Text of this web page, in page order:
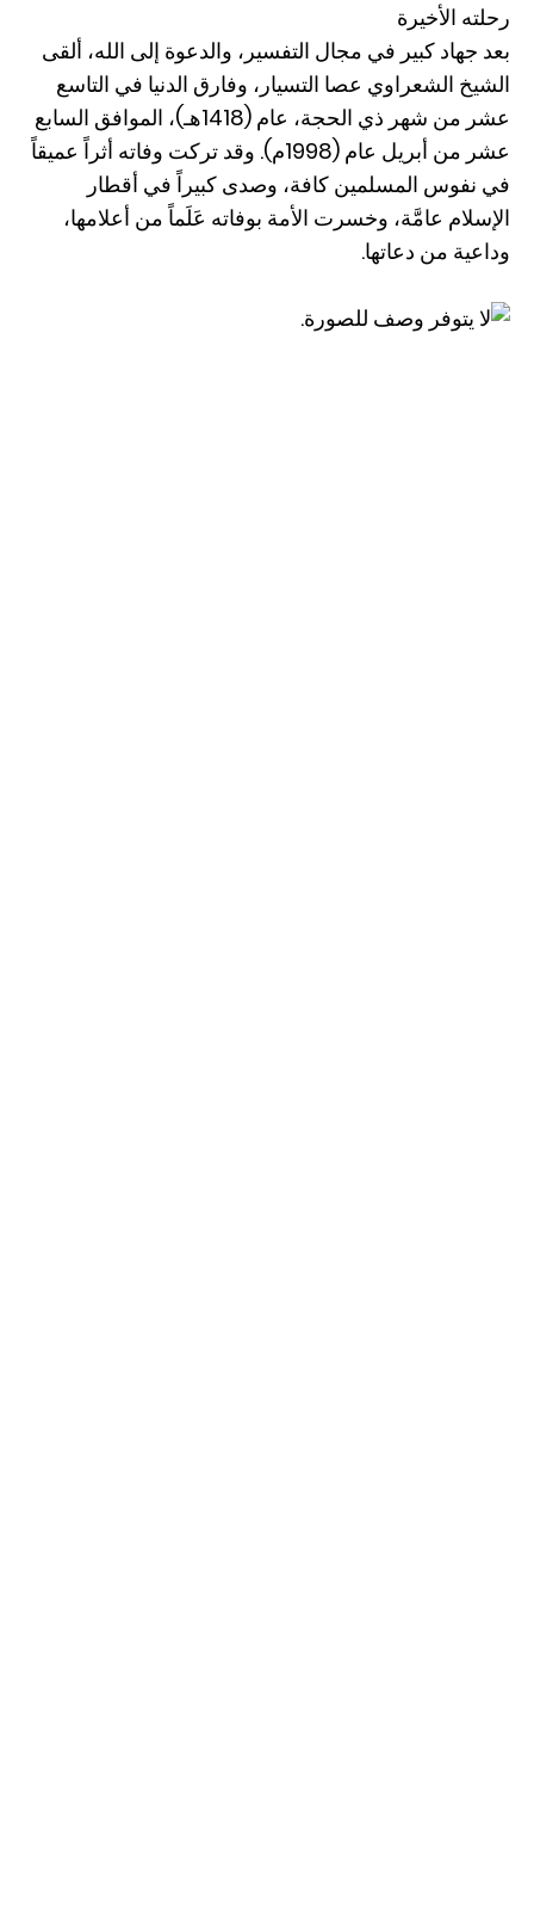
رحلته الأخيرة
بعد جهاد كبير في مجال التفسير، والدعوة إلى الله، ألقى
الشيخ الشعراوي عصا التسيار، وفارق الدنيا في التاسع
عشر من شهر ذي الحجة، عام (1418هـ)، الموافق السابع
عشر من أبريل عام (1998م). وقد تركت وفاته أثراً عميقاً
في نفوس المسلمين كافة، وصدى كبيراً في أقطار
الإسلام عامَّة، وخسرت الأمة بوفاته عَلَماً من أعلامها،
وداعية من دعاتها.